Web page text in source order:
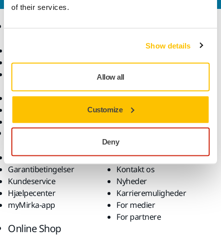
of their services.
Show details
Allow all
Customize
Deny
Støvfri slibning
Tilbehør og forbrugsvarer
Profilerede brands
Brancher
Anvendelsesformål
Løsninger
Support
Downloads
Garantibetingelser
Kundeservice
Hjælpecenter
myMirka-app
Virksomhed
Om os
Kontakt os
Nyheder
Karrieremuligheder
For medier
For partnere
Online Shop